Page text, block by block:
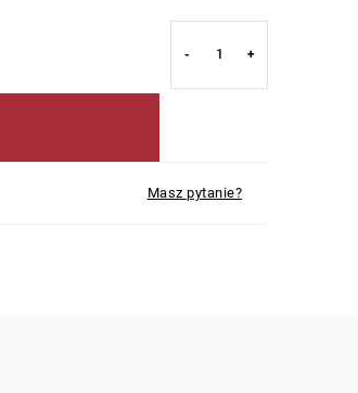
Masz pytanie?